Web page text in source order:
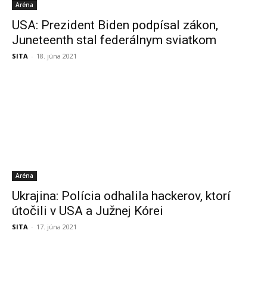
Aréna
USA: Prezident Biden podpísal zákon,
Juneteenth stal federálnym sviatkom
SITA - 18. júna 2021
Aréna
Ukrajina: Polícia odhalila hackerov, ktorí
útočili v USA a Južnej Kórei
SITA - 17. júna 2021